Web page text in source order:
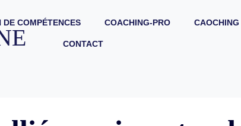
DE COMPÉTENCES COACHING-PRO CAOCHING
CONTACT